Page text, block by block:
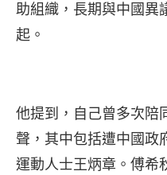
助組織，長期與中國異
起。
他提到，自己曾多次陪
聲，其中包括遭中國政
運動人士王炳章。傅希